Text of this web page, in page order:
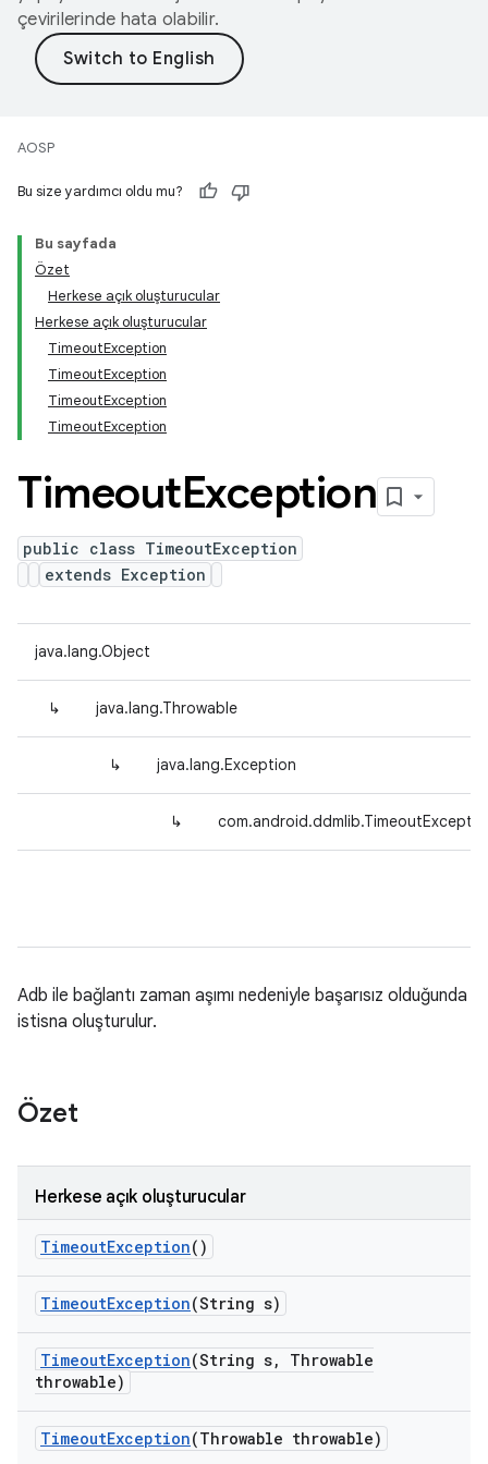
çevirilerinde hata olabilir.
AOSP
Bu size yardımcı oldu mu?
Bu sayfada
Özet
Herkese açık oluşturucular
Herkese açık oluşturucular
TimeoutException
TimeoutException
TimeoutException
TimeoutException
TimeoutException
public class TimeoutException
extends Exception
java.lang.Object
↳ java.lang.Throwable
↳ java.lang.Exception
↳
Adb ile bağlantı zaman aşımı nedeniyle başarısız olduğunda
istisna oluşturulur.
Özet
Herkese açık oluşturucular
TimeoutException()
TimeoutException(String s)
TimeoutException(String s,
Throwable
throwable)
TimeoutException(Throwable throwable)